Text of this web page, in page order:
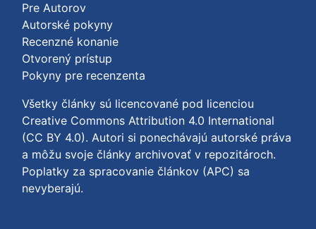
Pre Autorov
Autorské pokyny
Recenzné konanie
Otvorený prístup
Pokyny pre recenzenta
Všetky články sú licencované pod licenciou
Creative Commons Attribution 4.0 International
(CC BY 4.0). Autori si ponechávajú autorské práva
a môžu svoje články archivovať v repozitároch.
Poplatky za spracovanie článkov (APC) sa
nevyberajú.